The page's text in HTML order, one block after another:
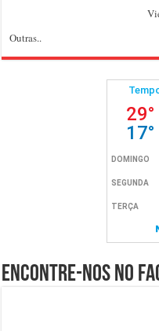
Outras..
Encontre-nos no